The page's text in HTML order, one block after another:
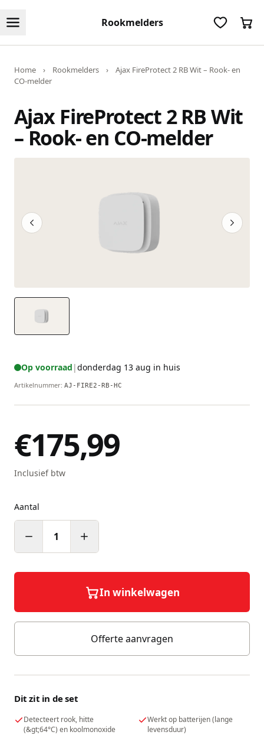
Rookmelders
Home › Rookmelders ›
Ajax FireProtect 2 RB Wit – Rook- en
CO-melder
Ajax FireProtect 2 RB Wit
– Rook- en CO-melder
Op voorraad |donderdag 13 aug in huis
Artikelnummer: AJ-FIRE2-RB-HC
€175,99
Inclusief btw
Aantal
1
In winkelwagen
Offerte aanvragen
Dit zit in de set
Detecteert rook, hitte
(&gt;64°C) en koolmonoxide
Werkt op batterijen (lange
levensduur)